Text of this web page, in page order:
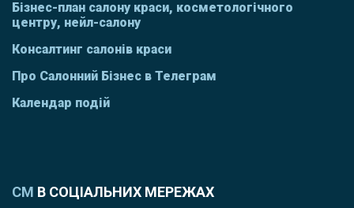
Бізнес-план салону краси, косметологічного
центру, нейл-салону
Консалтинг салонів краси
Про Салонний Бізнес в Телеграм
Календар подій
СМ В СОЦІАЛЬНИХ МЕРЕЖАХ